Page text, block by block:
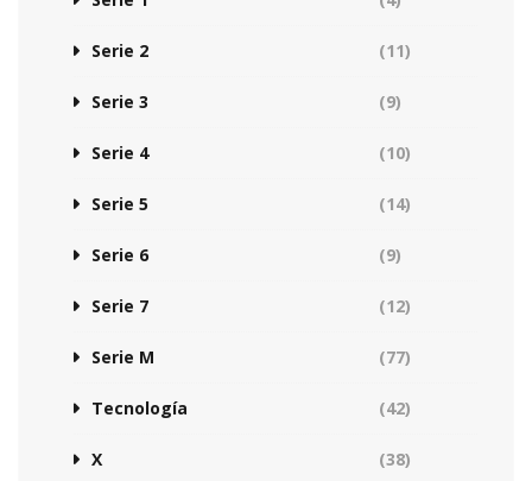
Serie 2 (11)
Serie 3 (9)
Serie 4 (10)
Serie 5 (14)
Serie 6 (9)
Serie 7 (12)
Serie M (77)
Tecnología (42)
X (38)